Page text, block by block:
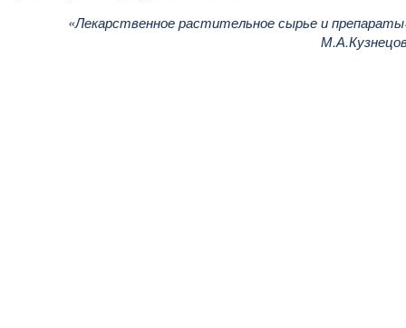
«Лекарственное растительное сырье и